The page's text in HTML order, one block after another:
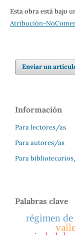
Esta obra está bajo
Atribución-
Enviar un
Información
Para lectores/as
Para autores/as
Para
Palabras clave
régimen